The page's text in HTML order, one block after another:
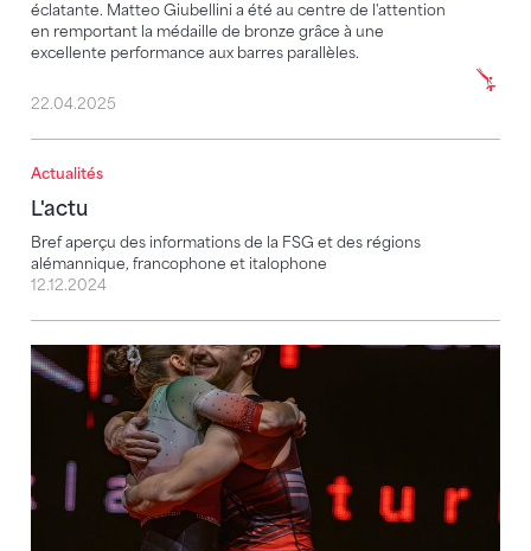
éclatante. Matteo Giubellini a été au centre de l'attention
en remportant la médaille de bronze grâce à une
excellente performance aux barres parallèles.
22.04.2025
Actualités
L'actu
Bref aperçu des informations de la FSG et des régions
alémannique, francophone et italophone
L'actu
12.12.2024
De grandes émotions et des victoires méritées :